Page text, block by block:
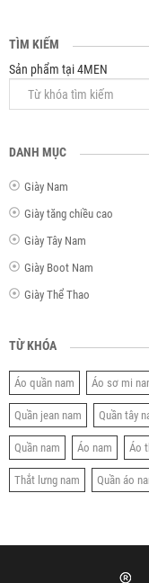
TÌM KIẾM
Sản phẩm tại 4MEN
DANH MỤC
Giày Nam
Giày tăng chiều cao
Giày Tây Nam
Giày Boot Nam
Giày Thể Thao
TỪ KHÓA
Áo quần nam Áo sơ mi
Quần jean nam Quần tây
Quần nam Áo nam Áo
Thắt lưng nam Quần áo